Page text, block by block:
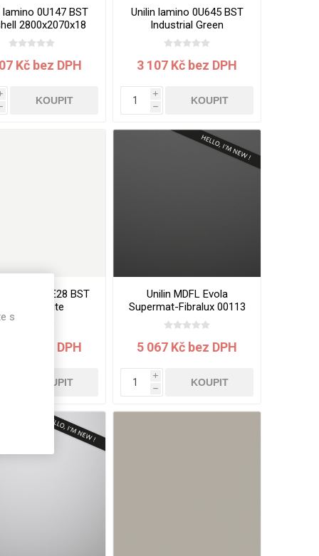
lamino 0U147 BST
2800x2070x18
mm
Kč bez DPH
KOUPIT
Unilin lamino 0U645 BST
Industrial Green
2800x2070x18 mm
3 107 Kč bez DPH
i
h
KOUPIT
lamino 0WE28 BST
Everest White
mm
Kč bez DPH
KOUPIT
Unilin MDFL Evola
Supermat-Fibralux 00113
MST/CST Elegant Black
5 067 Kč bez DPH
i
h
KOUPIT
s